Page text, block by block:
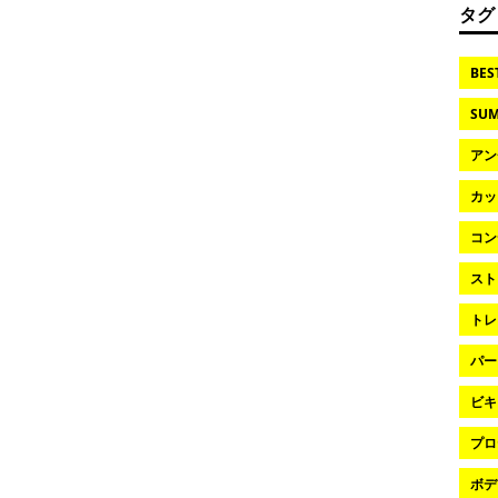
タグ
ア
カ
コ
ス
ト
パ
ビ
プ
ボ